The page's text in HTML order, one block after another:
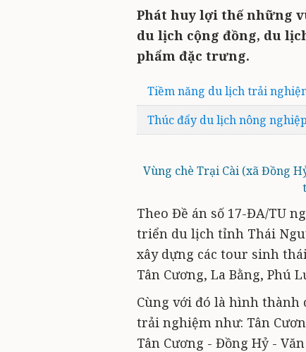
Phát huy lợi thế những
du lịch cộng đồng, du
phẩm đặc trưng.
Tiềm năng du lịch trải
Thúc đẩy du lịch nông
Vùng chè Trại Cài (xã Đồng
Theo Đề án số 17-ĐA/TU
triển du lịch tỉnh Thái
xây dựng các tour sinh
Tân Cương, La Bằng, Phú
Cùng với đó là hình thành
trải nghiệm như: Tân
Tân Cương - Đồng Hỷ -